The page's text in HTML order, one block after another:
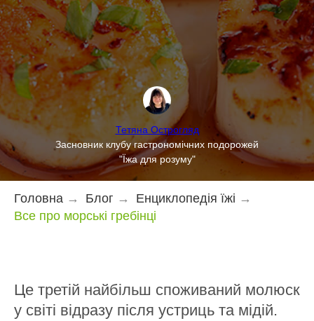
Тетяна Острогляд
Засновник клубу гастрономічних подорожей
"Їжа для розуму"
Головна → Блог → Енциклопедія їжі →
Все про морські гребінці
Це третій найбільш споживаний молюск
у світі відразу після устриць та мідій.